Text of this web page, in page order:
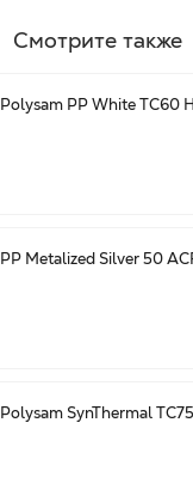
Смотрите также
Polysam PP White TC60
PP Metalized Silver 50
Polysam SynThermal